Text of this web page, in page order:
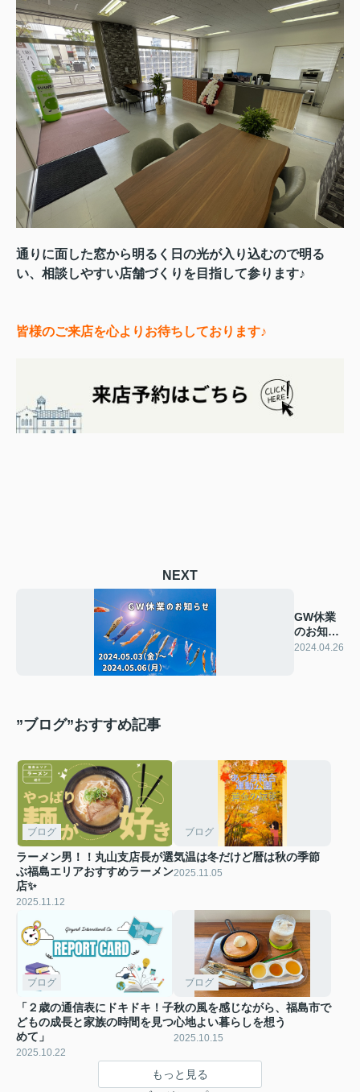
通りに面した窓から明るく日の光が入り込むので明る
い、相談しやすい店舗づくりを目指して参ります♪
皆様のご来店を心よりお待ちしております♪
NEXT
GW休業
のお知ら
せ
2024.04.26
”ブログ”おすすめ記事
ブログ
ラーメン男！！丸山支店長が選
ぶ福島エリアおすすめラーメン
店✨
2025.11.12
ブログ
気温は冬だけど暦は秋の季節
2025.11.05
ブログ
「２歳の通信表にドキドキ！子
どもの成長と家族の時間を見つ
めて」
2025.10.22
ブログ
秋の風を感じながら、福島市で
心地よい暮らしを想う
2025.10.15
もっと見る